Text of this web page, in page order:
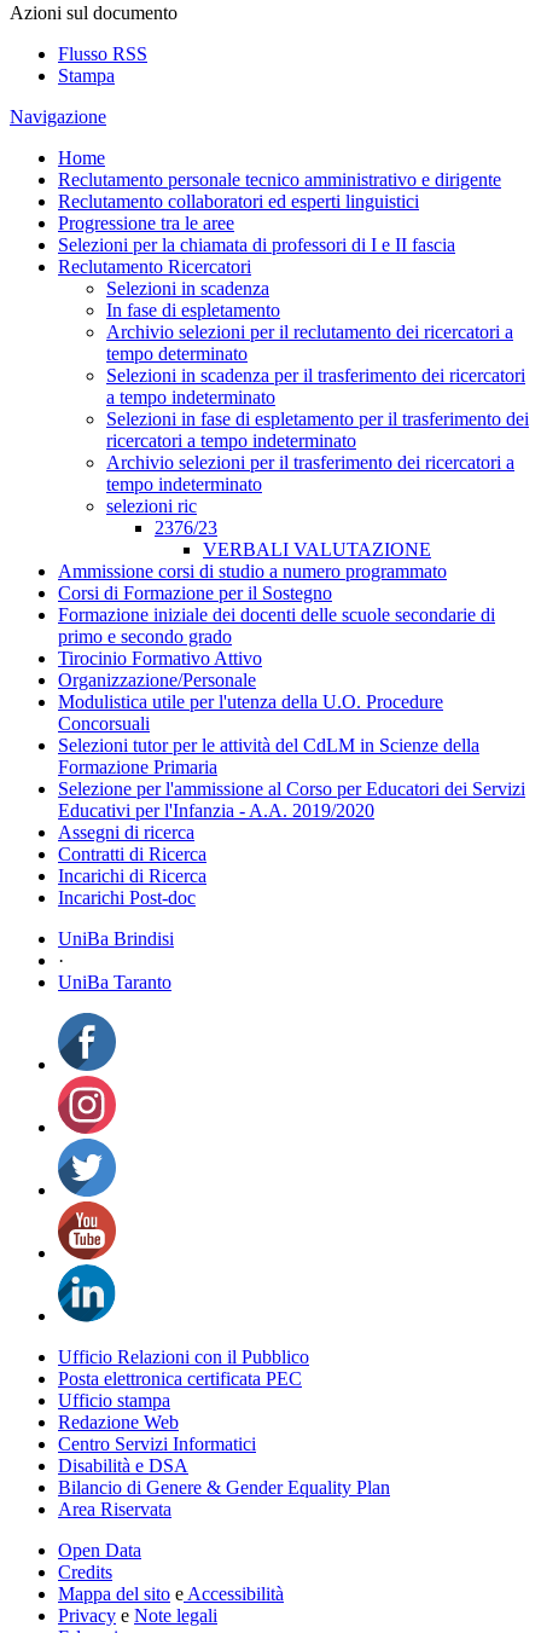
Azioni sul documento
Flusso RSS
Stampa
Navigazione
Home
Reclutamento personale tecnico amministrativo e dirigente
Reclutamento collaboratori ed esperti linguistici
Progressione tra le aree
Selezioni per la chiamata di professori di I e II fascia
Reclutamento Ricercatori
Selezioni in scadenza
In fase di espletamento
Archivio selezioni per il reclutamento dei ricercatori a
tempo determinato
Selezioni in scadenza per il trasferimento dei ricercatori
a tempo indeterminato
Selezioni in fase di espletamento per il trasferimento dei
ricercatori a tempo indeterminato
Archivio selezioni per il trasferimento dei ricercatori a
tempo indeterminato
selezioni ric
2376/23
VERBALI VALUTAZIONE
Ammissione corsi di studio a numero programmato
Corsi di Formazione per il Sostegno
Formazione iniziale dei docenti delle scuole secondarie di
primo e secondo grado
Tirocinio Formativo Attivo
Organizzazione/Personale
Modulistica utile per l'utenza della U.O. Procedure
Concorsuali
Selezioni tutor per le attività del CdLM in Scienze della
Formazione Primaria
Selezione per l'ammissione al Corso per Educatori dei Servizi
Educativi per l'Infanzia - A.A. 2019/2020
Assegni di ricerca
Contratti di Ricerca
Incarichi di Ricerca
Incarichi Post-doc
UniBa Brindisi
·
UniBa Taranto
Ufficio Relazioni con il Pubblico
Posta elettronica certificata PEC
Ufficio stampa
Redazione Web
Centro Servizi Informatici
Disabilità e DSA
Bilancio di Genere & Gender Equality Plan
Area Riservata
Open Data
Credits
Mappa del sito e Accessibilità
Privacy e Note legali